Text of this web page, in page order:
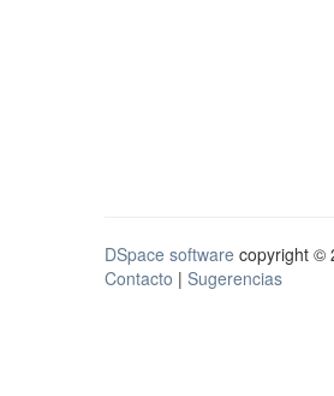
DSpace software copyright ©
Contacto | Sugerencias